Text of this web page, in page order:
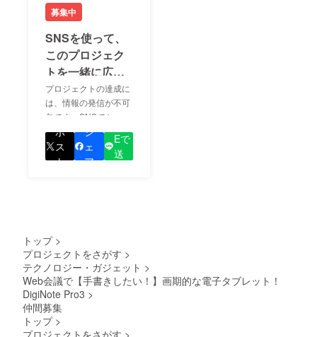
募集中
SNSを使って、
このプロジェク
トを一緒に広め
ましょう！
プロジェクトの達成に
は、情報の発信が不可
欠です。SNSでシェア
をして、あなたが応援
しているプロジェクト
の良さを知ってもらい
ポ
ス
ト
シ
ェ
ア
Eで
送
トップ >
プロジェクトをさがす >
テクノロジー・ガジェット >
Web会議で【手書きしたい！】画期的な電子タブレット！
DigiNote Pro3 >
仲間募集
トップ >